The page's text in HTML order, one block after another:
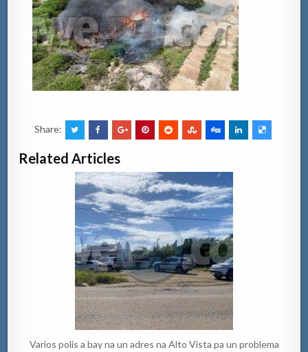
Share:
Related Articles
Varios polis a bay na un adres na Alto Vista pa un problema